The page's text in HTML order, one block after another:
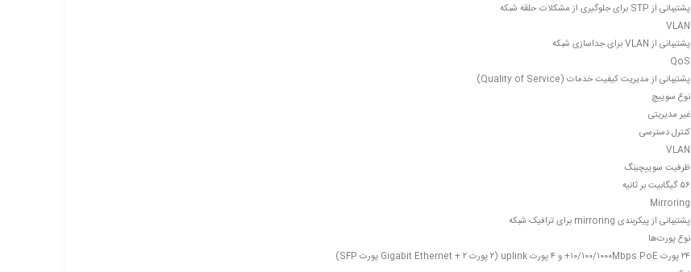
پشتیبانی از STP برای جلوگیری از مشکلات حلقه‌ شبکه
VLAN
پشتیبانی از VLAN برای جداسازی شبکه
QoS
پشتیبانی از مدیریت کیفیت خدمات (Quality of Service)
نوع سوییچ
غیر مدیریتی
کنترل دسترسی
VLAN
ظرفیت سوییچینگ
۵۶ گیگابیت بر ثانیه
Mirroring
پشتیبانی از پیکربندی mirroring برای ترافیک شبکه
نوع پورت‌ها
۲۴ پورت ۱۰/۱۰۰/۱۰۰۰Mbps PoE+ و ۴ پورت uplink (۲ پورت Gigabit Ethernet + ۲ پورت SFP)